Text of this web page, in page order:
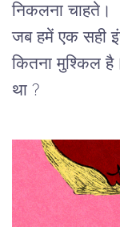
निकलना चाहते।
जब हमें एक सही
कितना मुश्किल
था ?